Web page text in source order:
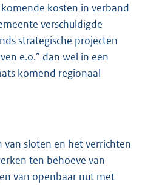
kosten in verband
verschuldigde
strategische projecten
e.o.” dan wel in een
komend regionaal
van sloten en het verrichten
ten behoeve van
van openbaar nut met